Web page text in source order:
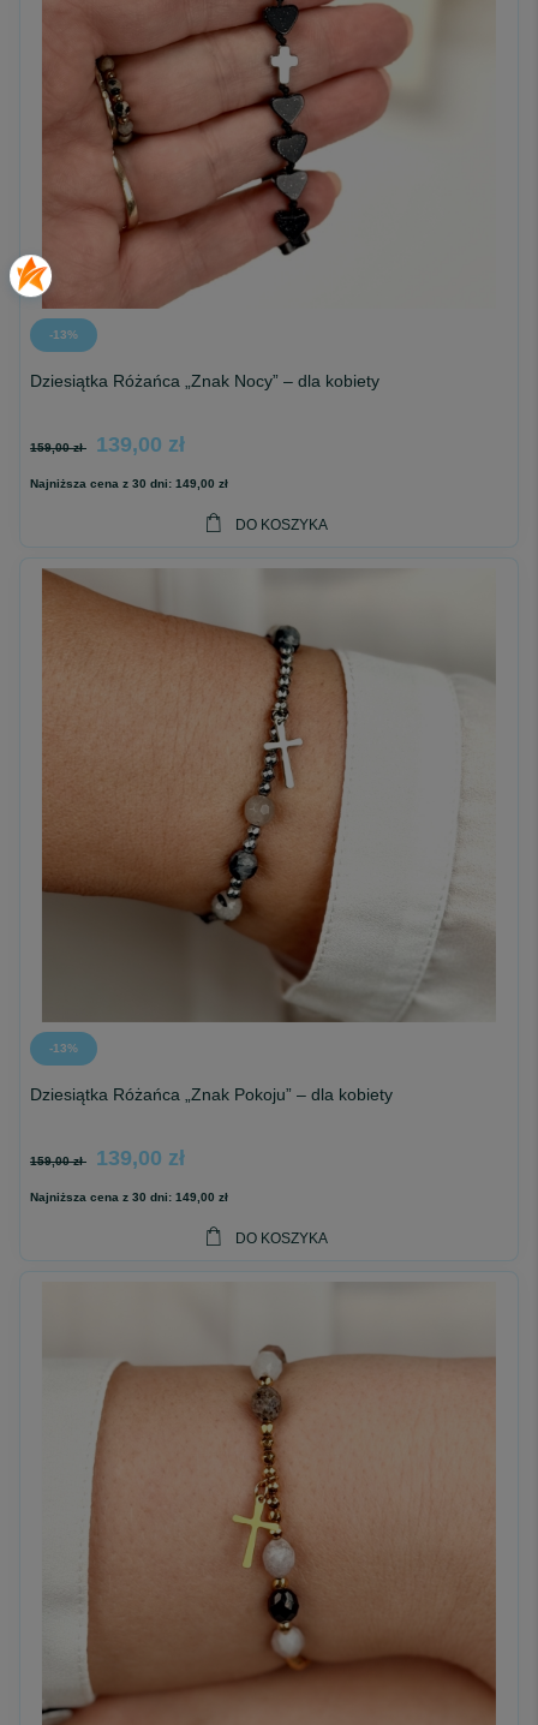
-13%
Dziesiątka Różańca „Znak Nocy” – dla kobiety
159,00 zł 139,00 zł
Najniższa cena z 30 dni: 149,00 zł
DO KOSZYKA
-13%
Dziesiątka Różańca „Znak Pokoju” – dla kobiety
159,00 zł 139,00 zł
Najniższa cena z 30 dni: 149,00 zł
DO KOSZYKA